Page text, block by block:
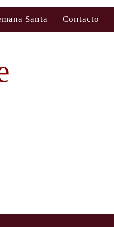
Santa Contacto